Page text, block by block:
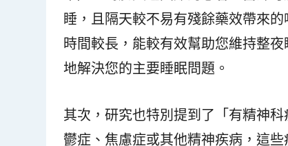
睡，且隔天較不易有殘餘藥效帶來
時間較長，能較有效幫助您維持整
地解決您的主要睡眠問題。
其次，研究也特別提到了「有精神
鬱症、焦慮症或其他精神疾病，這